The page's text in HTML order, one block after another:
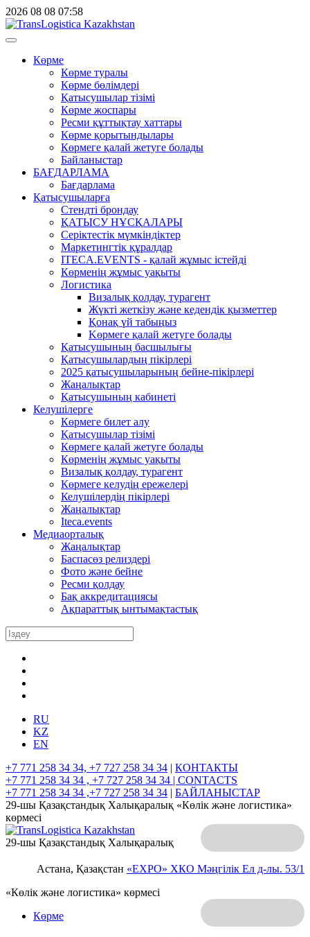
2026 08 08 07:58
Көрме
Көрме туралы
Көрме бөлімдері
Қатысушылар тізімі
Көрме жоспары
Ресми құттықтау хаттары
Көрме қорытындылары
Көрмеге қалай жетуге болады
Байланыстар
БАҒДАРЛАМА
Бағдарлама
Қатысушыларға
Стендті брондау
ҚАТЫСУ НҰСҚАЛАРЫ
Серіктестік мүмкіндіктер
Маркетингтік құралдар
ITECA.EVENTS - қалай жұмыс істейді
Көрменің жұмыс уақыты
Логистика
Визалық қолдау, турагент
Жүкті жеткізу және кедендік қызметтер
Қонақ үй табыңыз
Kөрмеге қалай жетуге болады
Қатысушының басшылығы
Қатысушылардың пікірлері
2025 қатысушыларының бейне-пікірлері
Жаңалықтар
Қатысушының кабинеті
Келушілерге
Көрмеге билет алу
Қатысушылар тізімі
Көрмеге қалай жетуге болады
Көрменің жұмыс уақыты
Визалық қолдау, турагент
Көрмеге келудің ережелері
Келушілердің пікірлері
Жаңалықтар
Iteca.events
Медиаорталық
Жаңалықтар
Баспасөз релиздері
Фото және бейне
Ресми қолдау
Бақ аккредитациясы
Ақпараттық ынтымақтастық
RU
KZ
EN
+7 771 258 34 34, +7 727 258 34 34 | КОНТАКТЫ
+7 771 258 34 34 , +7 727 258 34 34 | CONTACTS
+7 771 258 34 34 ,+7 727 258 34 34 | БАЙЛАНЫСТАР
29-шы Қазақстандық Халықаралық «Көлік және логистика»
көрмесі
Астана, Қазақстан «EXPO» ХКО Мәңгілік Ел д-лы. 53/1
29-шы Қазақстандық Халықаралық
«Көлік және логистика» көрмесі
Көрме